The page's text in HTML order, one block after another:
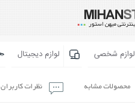
لوازم شخصی لوازم دیجیتال
محصولات مشابه نظرات کاربران